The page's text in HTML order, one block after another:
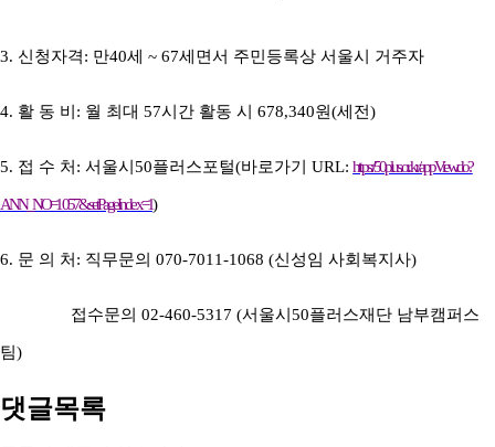
3. 신청자격: 만40세 ~ 67세면서 주민등록상 서울시 거주자
4. 활 동 비 : 월 최대 57시간 활동 시 678,340원(세전)
5. 접 수 처 : 서울시 50플러스포털(바로가기 URL:https://50plus.or.kr/appView.do?
ANN_NO=1057&setPageIndex=1)
6. 문 의 처 : 직무문의 070-7011-1068 (신성임 사회복지사)
접수문의 02-460-5317 (서울시50플러스재단 남부캠퍼스
팀)
댓글목록